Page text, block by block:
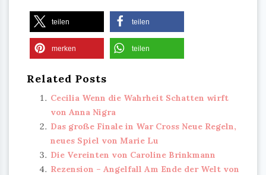
teilen teilen
merken teilen
Related Posts
Cecilia Wenn die Wahrheit Schatten wirft
von Anna Nigra
Das große Finale in War Cross Neue Regeln,
neues Spiel von Marie Lu
Die Vereinten von Caroline Brinkmann
Rezension – Angelfall Am Ende der Welt von